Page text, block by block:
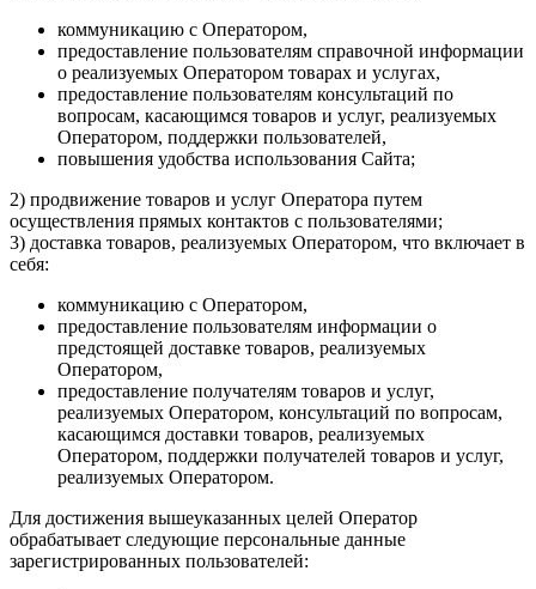
коммуникацию с Оператором,
предоставление пользователям справочной информации
о реализуемых Оператором товарах и услугах,
предоставление пользователям консультаций по
вопросам, касающимся товаров и услуг, реализуемых
Оператором, поддержки пользователей,
повышения удобства использования Сайта;
2) продвижение товаров и услуг Оператора путем
осуществления прямых контактов с пользователями;
3) доставка товаров, реализуемых Оператором, что включает в
себя:
коммуникацию с Оператором,
предоставление пользователям информации о
предстоящей доставке товаров, реализуемых
Оператором,
предоставление получателям товаров и услуг,
реализуемых Оператором, консультаций по вопросам,
касающимся доставки товаров, реализуемых
Оператором, поддержки получателей товаров и услуг,
реализуемых Оператором.
Для достижения вышеуказанных целей Оператор
обрабатывает следующие персональные данные
зарегистрированных пользователей: